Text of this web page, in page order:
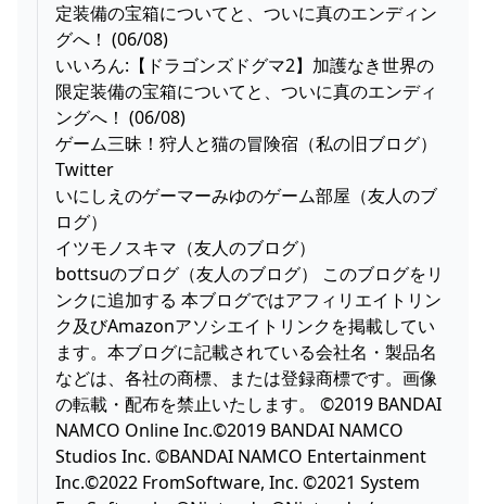
定装備の宝箱についてと、ついに真のエンディン
グへ！ (06/08)
いいろん:【ドラゴンズドグマ2】加護なき世界の
限定装備の宝箱についてと、ついに真のエンディ
ングへ！ (06/08)
ゲーム三昧！狩人と猫の冒険宿（私の旧ブログ）
Twitter
いにしえのゲーマーみゆのゲーム部屋（友人のブ
ログ）
イツモノスキマ（友人のブログ）
bottsuのブログ（友人のブログ） このブログをリ
ンクに追加する 本ブログではアフィリエイトリン
ク及びAmazonアソシエイトリンクを掲載してい
ます。本ブログに記載されている会社名・製品名
などは、各社の商標、または登録商標です。画像
の転載・配布を禁止いたします。 ©2019 BANDAI
NAMCO Online Inc.©2019 BANDAI NAMCO
Studios Inc. ©BANDAI NAMCO Entertainment
Inc.©2022 FromSoftware, Inc. ©2021 System